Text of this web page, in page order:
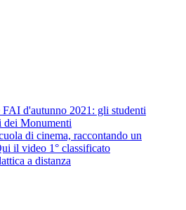
FAI d'autunno 2021: gli studenti
dei Monumenti
di cinema, raccontando un
il video 1° classificato
a distanza